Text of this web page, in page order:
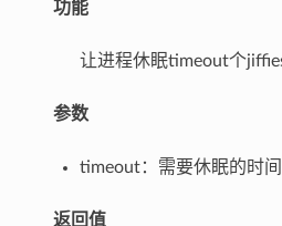
功能
让进程休眠timeout个
参数
timeout：需要休眠的时
返回值